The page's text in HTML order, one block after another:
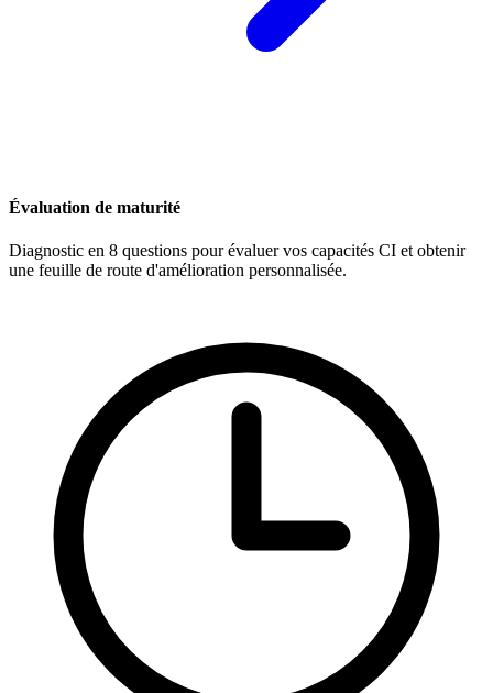
Évaluation de maturité
Diagnostic en 8 questions pour évaluer vos capacités CI et obtenir
une feuille de route d'amélioration personnalisée.